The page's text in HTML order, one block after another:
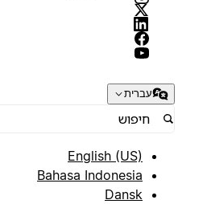
עברית
English (US)
Bahasa Indonesia
Dansk